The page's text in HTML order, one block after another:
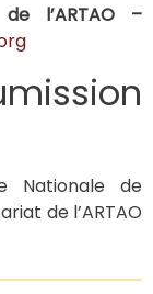
l’ARTAO –
Nationale de
de l’ARTAO